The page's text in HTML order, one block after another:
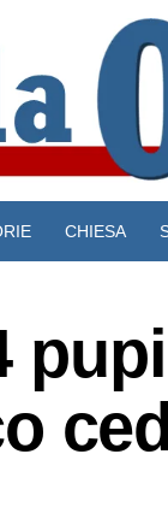
CHIESA
pupi